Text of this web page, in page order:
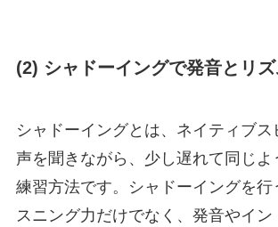
(2) シャドーイングで発音とリズ
シャドーイングとは、ネイティブ
声を聞きながら、少し遅れて同じよ
練習方法です。シャドーイングを行
スニング力だけでなく、発音やイン